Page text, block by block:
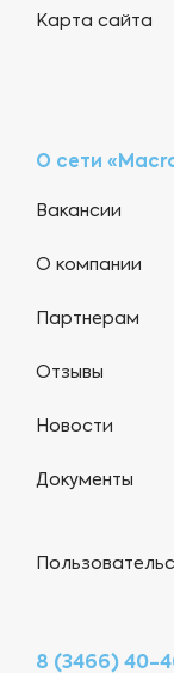
Карта сайта
О сети
Вакансии
О компании
Партнерам
Отзывы
Новости
Документы
8 (3466) 40-